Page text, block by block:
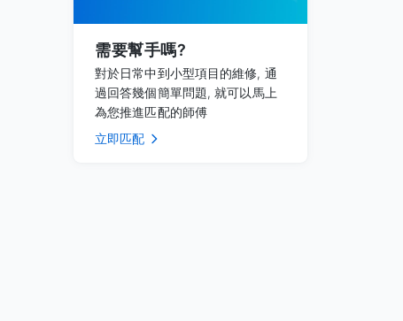
需要幫手嗎?
對於日常中到小型項目的維修, 通
過回答幾個簡單問題, 就可以馬上
為您推進匹配的師傅
立即匹配